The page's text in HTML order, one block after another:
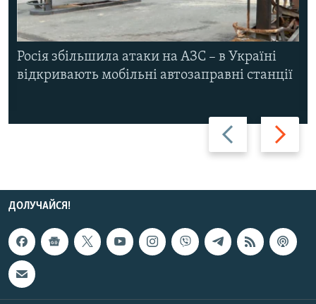
Назад Вперед
Росія збільшила атаки на АЗС – в Україні
відкривають мобільні автозаправні станції
ДОЛУЧАЙСЯ!